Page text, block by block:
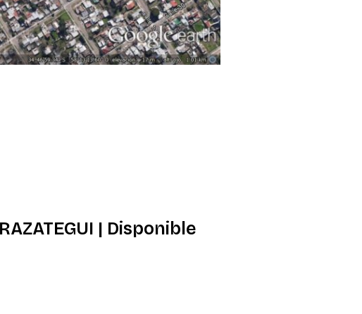
| Disponible